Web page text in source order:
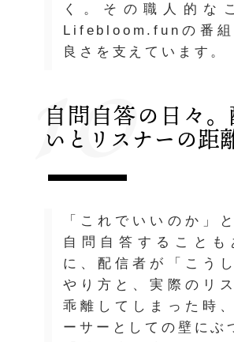
く。その職人的な
Lifebloom.funの番組
良さを支えています。
自問自答の日々
いとリスナーの距
10
「これでいいのか」
自問自答することも
に、配信者が「こう
やり方と、実際のリ
乖離してしまった時
ーサーとしての壁にぶ